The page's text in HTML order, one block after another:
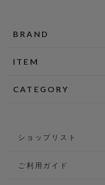
BRAND
ITEM
CATEGORY
ショップリスト
ご利用ガイド